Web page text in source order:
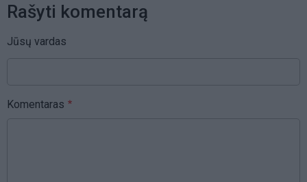
Rašyti komentarą
Jūsų vardas
Komentaras